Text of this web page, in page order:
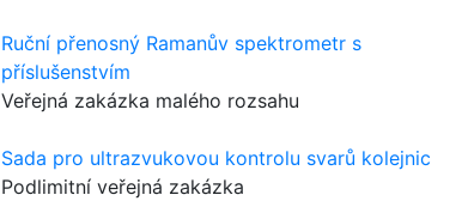
Ruční přenosný Ramanův spektrometr s
příslušenstvím
Veřejná zakázka malého rozsahu
Sada pro ultrazvukovou kontrolu svarů kolejnic
Podlimitní veřejná zakázka